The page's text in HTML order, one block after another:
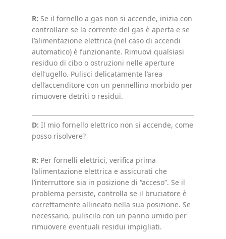
R: Se il fornello a gas non si accende, inizia con
controllare se la corrente del gas è aperta e se
l’alimentazione elettrica (nel caso di accendi
automatico) è funzionante. Rimuovi qualsiasi
residuo di cibo o ostruzioni nelle aperture
dell’ugello. Pulisci delicatamente l’area
dell’accenditore con un pennellino morbido per
rimuovere detriti o residui.
D: Il mio fornello elettrico non si accende, come
posso risolvere?
R: Per fornelli elettrici, verifica prima
l’alimentazione elettrica e assicurati che
l’interruttore sia in posizione di “acceso”. Se il
problema persiste, controlla se il bruciatore è
correttamente allineato nella sua posizione. Se
necessario, puliscilo con un panno umido per
rimuovere eventuali residui impigliati.